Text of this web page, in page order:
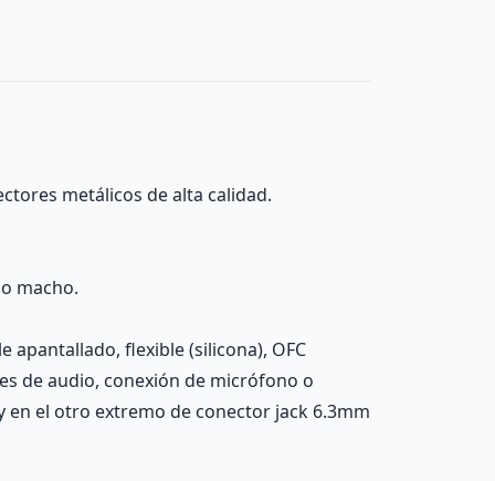
metálicos de alta calidad.
macho.
apantallado, flexible (silicona), OFC
de audio, conexión de micrófono o
en el otro extremo de conector jack 6.3mm